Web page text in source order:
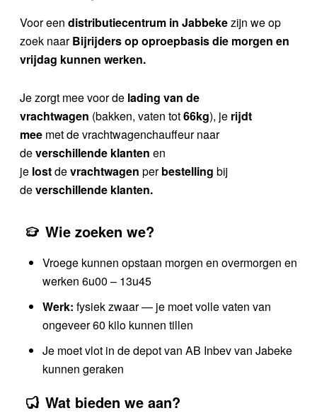
Voor een distributiecentrum in Jabbekezijn we op
zoek naarBijrijders op oproepbasis die morgen en
vrijdag kunnen werken.
Je zorgt mee voor de lading van de
vrachtwagen (bakken, vaten tot66kg), je rijdt
mee met de vrachtwagenchauffeur naar
deverschillende klanten en
je lostdevrachtwagen perbestelling bij
deverschillende klanten.
Wie zoeken we?
Vroege kunnen opstaan morgen en overmorgen en
werken 6u00 – 13u45
Werk: fysiek zwaar — je moet volle vaten van
ongeveer 60 kilo kunnen tillen
Je moet vlot in de depot van AB Inbev van Jabeke
kunnen geraken
Wat bieden we aan?